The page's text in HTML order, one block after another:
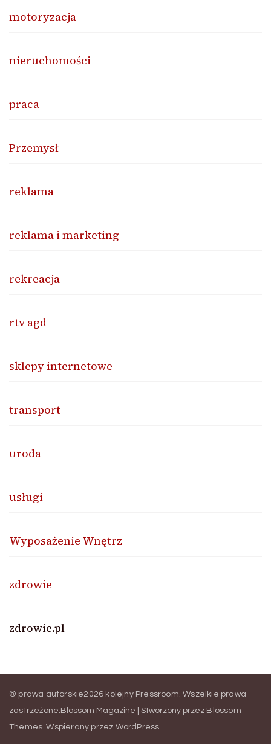
motoryzacja
nieruchomości
praca
Przemysł
reklama
reklama i marketing
rekreacja
rtv agd
sklepy internetowe
transport
uroda
usługi
Wyposażenie Wnętrz
zdrowie
zdrowie.pl
© prawa autorskie2026 kolejny Pressroom. Wszelkie prawa
zastrzeżone. Blossom Magazine | Stworzony przez Blossom
Themes. Wspierany przez WordPress.